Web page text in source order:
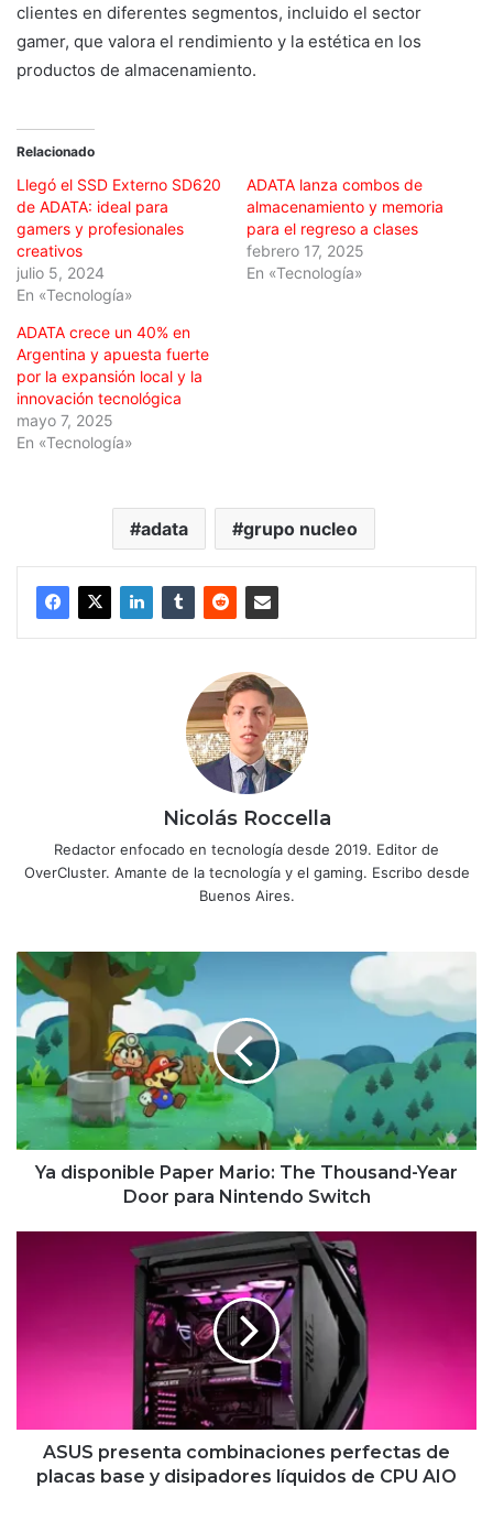
clientes en diferentes segmentos, incluido el sector
gamer, que valora el rendimiento y la estética en los
productos de almacenamiento.
Relacionado
Llegó el SSD Externo SD620
de ADATA: ideal para
gamers y profesionales
creativos
julio 5, 2024
En «Tecnología»
ADATA lanza combos de
almacenamiento y memoria
para el regreso a clases
febrero 17, 2025
En «Tecnología»
ADATA crece un 40% en
Argentina y apuesta fuerte
por la expansión local y la
innovación tecnológica
mayo 7, 2025
En «Tecnología»
adata grupo nucleo
Nicolás Roccella
Redactor enfocado en tecnología desde 2019. Editor de
OverCluster. Amante de la tecnología y el gaming. Escribo desde
Buenos Aires.
Ya
disponible
Paper
Mario:
The
Thousand-
Year
para
Nintendo
Ya disponible Paper Mario: The Thousand-Year
Door para Nintendo Switch
disipadores
líquidos
ASUS presenta combinaciones perfectas de
placas base y disipadores líquidos de CPU AIO